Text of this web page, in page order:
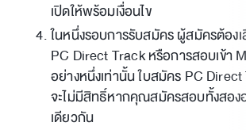
เปิดให้พร้อมเงื่อนไข
ในหนึ่งรอบการรับสมัคร ผู้สมัครต้อง
PC Direct Track หรือการสอบเข้า
อย่างหนึ่งเท่านั้น ใบสมัคร PC
จะไม่มีสิทธิ์หากคุณสมัครสอบทั้งสอง
เดียวกัน